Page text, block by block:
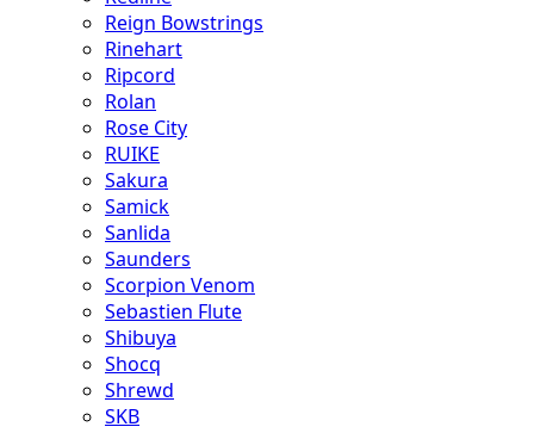
Reign Bowstrings
Rinehart
Ripcord
Rolan
Rose City
RUIKE
Sakura
Samick
Sanlida
Saunders
Scorpion Venom
Sebastien Flute
Shibuya
Shocq
Shrewd
SKB